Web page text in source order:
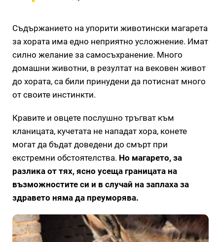
Съдържанието на упорити животински магарета
за хората има едно неприятно усложнение. Имат
силно желание за самосъхранение. Много
домашни животни, в резултат на вековен живот
до хората, са били принудени да потиснат много
от своите инстинкти.
Кравите и овцете послушно тръгват към
кланицата, кучетата не нападат хора, конете
могат да бъдат доведени до смърт при
екстремни обстоятелства. Но магарето, за
разлика от тях, ясно усеща границата на
възможностите си и в случай на заплаха за
здравето няма да преуморява.